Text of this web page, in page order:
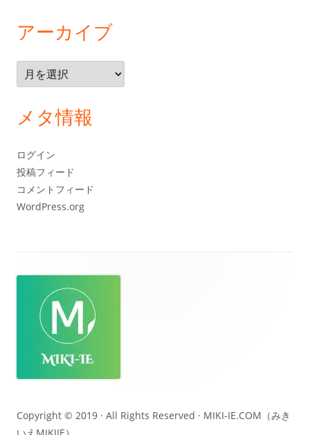
アーカイブ
ー
イ
メタ情報
ログイン
投稿フィード
コメントフィード
WordPress.org
テ
Copyright © 2019 · All Rights Reserved · MIKI-IE.COM（みき
いえMIKIIE）